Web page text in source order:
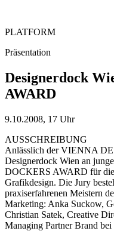
PLATFORM
Präsentation
Designerdock
AWARD
9.10.2008, 17 Uhr
AUSSCHREIBUNG
Anlässlich der VIENNA
Designerdock Wien an
DOCKERS AWARD für
Grafikdesign. Die Jury
praxiserfahrenen Meistern
Marketing: Anka Suckow,
Christian Satek, Creative
Managing Partner Brand